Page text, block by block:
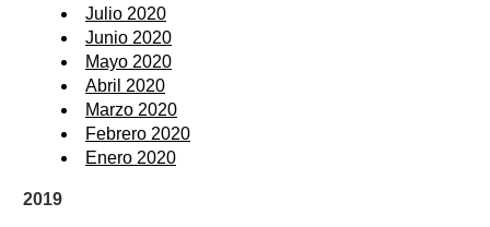
Julio 2020
Junio 2020
Mayo 2020
Abril 2020
Marzo 2020
Febrero 2020
Enero 2020
2019